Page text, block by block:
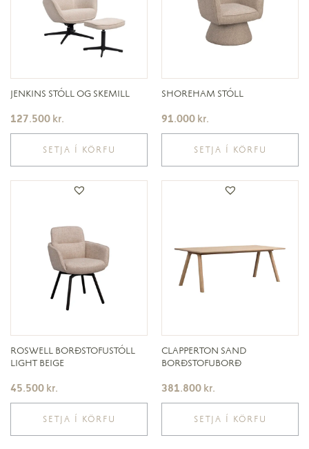
JENKINS STÓLL OG SKEMILL
127.500 kr.
SETJA Í KÖRFU
SHOREHAM STÓLL
91.000 kr.
SETJA Í KÖRFU
ROSWELL BORÐSTOFUSTÓLL
LIGHT BEIGE
45.500 kr.
SETJA Í KÖRFU
CLAPPERTON SAND
BORÐSTOFUBORÐ
381.800 kr.
SETJA Í KÖRFU